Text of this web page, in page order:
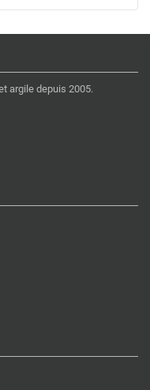
argile depuis 2005.